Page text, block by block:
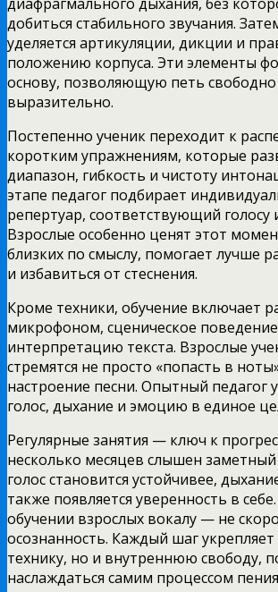
добиться стабильного звучания.
уделяется артикуляции, дикции и
положению корпуса. Эти элементы
основу, позволяющую петь
выразительно.
Постепенно ученик переходит к
коротким упражнениям, которые
диапазон, гибкость и чистоту
этапе педагог подбирает
репертуар, соответствующий голосу
Взрослые особенно ценят этот
близких по смыслу, помогает лучше
и избавиться от стеснения.
Кроме техники, обучение включает
микрофоном, сценическое
интерпретацию текста. Взрослые
стремятся не просто «попасть в
настроение песни. Опытный педагог
голос, дыхание и эмоцию в единое
Регулярные занятия — ключ к
несколько месяцев слышен заметный
голос становится устойчивее,
также появляется уверенность в
обучении взрослых вокалу — не
осознанность. Каждый шаг
технику, но и внутреннюю свободу,
наслаждаться самим процессом